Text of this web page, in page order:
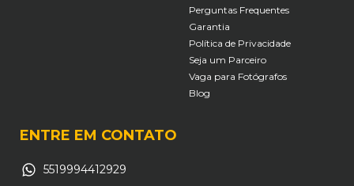
Perguntas Frequentes
Garantia
Política de Privacidade
Seja um Parceiro
Vaga para Fotógrafos
Blog
ENTRE EM CONTATO
5519994412929